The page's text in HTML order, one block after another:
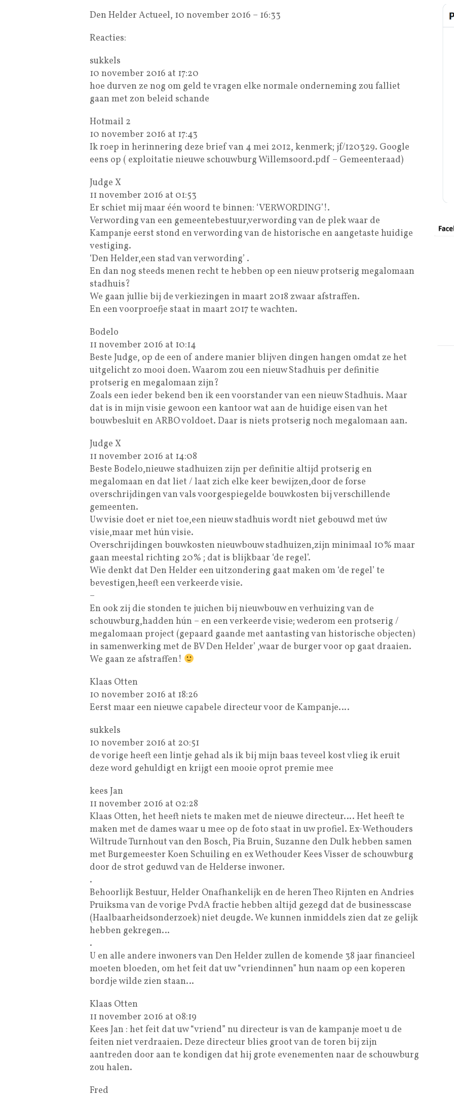
Den Helder Actueel, 10 november 2016 – 16:33
Reacties:
sukkels
10 november 2016 at 17:20
hoe durven ze nog om geld te vragen elke normale onderneming zou falliet
gaan met zon beleid schande
Hotmail 2
10 november 2016 at 17:43
Ik roep in herinnering deze brief van 4 mei 2012, kenmerk; jf/120329. Google
eens op ( exploitatie nieuwe schouwburg Willemsoord.pdf – Gemeenteraad)
Judge X
11 november 2016 at 01:53
Er schiet mij maar één woord te binnen: ‘VERWORDING’!.
Verwording van een gemeentebestuur,verwording van de plek waar de
Kampanje eerst stond en verwording van de historische en aangetaste huidige
vestiging.
‘Den Helder,een stad van verwording’ .
En dan nog steeds menen recht te hebben op een nieuw protserig megalomaan
stadhuis?
We gaan jullie bij de verkiezingen in maart 2018 zwaar afstraffen.
En een voorproefje staat in maart 2017 te wachten.
Bodelo
11 november 2016 at 10:14
Beste Judge, op de een of andere manier blijven dingen hangen omdat ze het
uitgelicht zo mooi doen. Waarom zou een nieuw Stadhuis per definitie
protserig en megalomaan zijn?
Zoals een ieder bekend ben ik een voorstander van een nieuw Stadhuis. Maar
dat is in mijn visie gewoon een kantoor wat aan de huidige eisen van het
bouwbesluit en ARBO voldoet. Daar is niets protserig noch megalomaan aan.
Judge X
11 november 2016 at 14:08
Beste Bodelo,nieuwe stadhuizen zijn per definitie altijd protserig en
megalomaan en dat liet / laat zich elke keer bewijzen,door de forse
overschrijdingen van vals voorgespiegelde bouwkosten bij verschillende
gemeenten.
Uw visie doet er niet toe,een nieuw stadhuis wordt niet gebouwd met úw
visie,maar met hún visie.
Overschrijdingen bouwkosten nieuwbouw stadhuizen,zijn minimaal 10% maar
gaan meestal richting 20% ; dat is blijkbaar ‘de regel’.
Wie denkt dat Den Helder een uitzondering gaat maken om ‘de regel’ te
bevestigen,heeft een verkeerde visie.
–
En ook zij die stonden te juichen bij nieuwbouw en verhuizing van de
schouwburg,hadden hún – en een verkeerde visie; wederom een protserig /
megalomaan project (gepaard gaande met aantasting van historische objecten)
in samenwerking met de BV Den Helder’ ,waar de burger voor op gaat draaien.
We gaan ze afstraffen!
Klaas Otten
10 november 2016 at 18:26
Eerst maar een nieuwe capabele directeur voor de Kampanje….
sukkels
10 november 2016 at 20:51
de vorige heeft een lintje gehad als ik bij mijn baas teveel kost vlieg ik eruit
deze word gehuldigt en krijgt een mooie oprot premie mee
kees Jan
11 november 2016 at 02:28
Klaas Otten, het heeft niets te maken met de nieuwe directeur…. Het heeft te
maken met de dames waar u mee op de foto staat in uw profiel. Ex-Wethouders
Wiltrude Turnhout van den Bosch, Pia Bruin, Suzanne den Dulk hebben samen
met Burgemeester Koen Schuiling en ex Wethouder Kees Visser de schouwburg
door de strot geduwd van de Helderse inwoner.
.
Behoorlijk Bestuur, Helder Onafhankelijk en de heren Theo Rijnten en Andries
Pruiksma van de vorige PvdA fractie hebben altijd gezegd dat de businesscase
(Haalbaarheidsonderzoek) niet deugde. We kunnen inmiddels zien dat ze gelijk
hebben gekregen…
.
U en alle andere inwoners van Den Helder zullen de komende 38 jaar financieel
moeten bloeden, om het feit dat uw “vriendinnen” hun naam op een koperen
bordje wilde zien staan…
Klaas Otten
11 november 2016 at 08:19
Kees Jan : het feit dat uw “vriend” nu directeur is van de kampanje moet u de
feiten niet verdraaien. Deze directeur blies groot van de toren bij zijn
aantreden door aan te kondigen dat hij grote evenementen naar de schouwburg
zou halen.
Fred